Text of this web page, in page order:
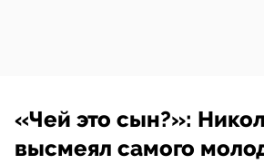
«Чей это сын?»:
высмеял самого